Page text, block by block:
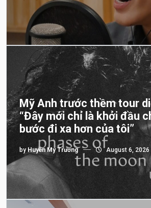
Mỹ Anh trước thềm tour
“Đây mới chỉ là khởi đầu
bước đi xa hơn của tôi”
by Huyền My Trương August 6, 2026